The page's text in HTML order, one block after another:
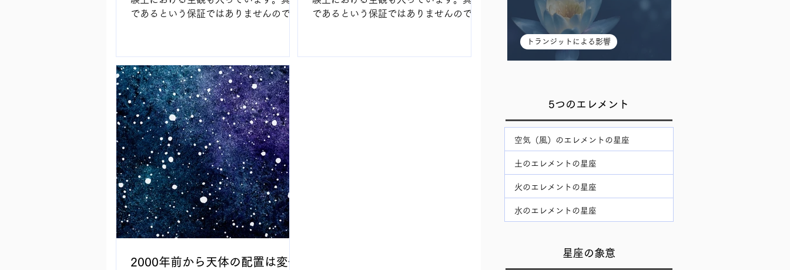
であるという保証ではありませんので、
もあります。 インド占星術の鑑定を行な
っていた時代に、HSP等の生きづらさを
抱えている方、また...
であるという保証ではありませんので、
もあります。 占星術における惑星の高揚
2000年前から天体の配置は変化
トランジットによる影響
5つのエレメント
空気（風）のエレメントの星座
土のエレメントの星座
火のエレメントの星座
水のエレメントの星座
星座の象意